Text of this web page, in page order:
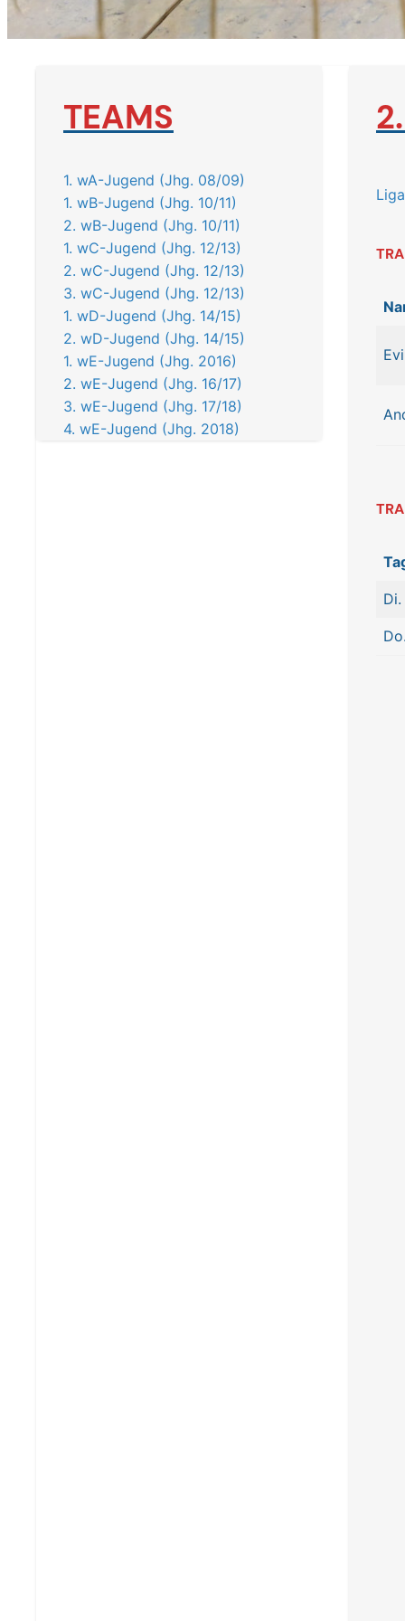
TEAMS
1. wA-Jugend (Jhg. 08/09)
1. wB-Jugend (Jhg. 10/11)
2. wB-Jugend (Jhg. 10/11)
1. wC-Jugend (Jhg. 12/13)
2. wC-Jugend (Jhg. 12/13)
3. wC-Jugend (Jhg. 12/13)
1. wD-Jugend (Jhg. 14/15)
2. wD-Jugend (Jhg. 14/15)
1. wE-Jugend (Jhg. 2016)
2. wE-Jugend (Jhg. 16/17)
3. wE-Jugend (Jhg. 17/18)
4. wE-Jugend (Jhg. 2018)
Di.